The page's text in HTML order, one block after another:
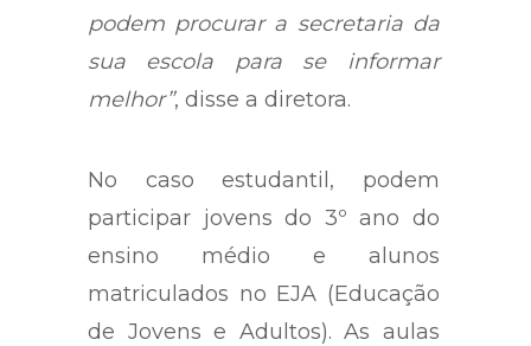
podem procurar a secretaria da
sua escola para se informar
melhor”, disse a diretora.
No caso estudantil, podem
participar jovens do 3º ano do
ensino médio e alunos
matriculados no EJA (Educação
de Jovens e Adultos). As aulas